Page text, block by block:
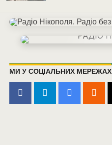
МИ У СОЦІАЛЬНИХ МЕРЕЖАХ